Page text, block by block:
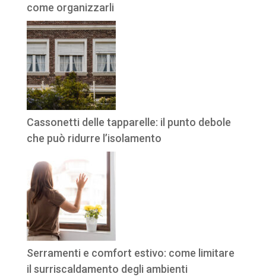
come organizzarli
Cassonetti delle tapparelle: il punto debole
che può ridurre l’isolamento
Serramenti e comfort estivo: come limitare
il surriscaldamento degli ambienti